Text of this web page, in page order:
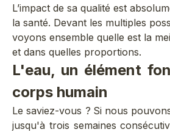
L’impact de sa qualité est
la santé. Devant les multiples
voyons ensemble quelle est la
et dans quelles proportions.
L'eau, un élément
corps humain
Le saviez-vous ? Si nous
jusqu'à trois semaines